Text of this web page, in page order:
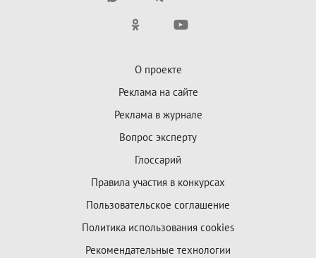
О проекте
Реклама на сайте
Реклама в журнале
Вопрос эксперту
Глоссарий
Правила участия в конкурсах
Пользовательское соглашение
Политика использования cookies
Рекомендательные технологии